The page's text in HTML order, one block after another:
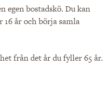
egen bostadskö. Du kan
år och börja samla
från det år du fyller 65 år.